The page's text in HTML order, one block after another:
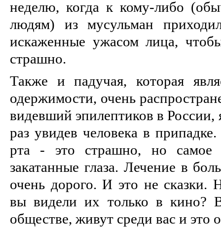
неделю, когда к кому-либо
людям) из мусульман
искаженные ужасом лица,
страшно.
Также и падучая, которая
одержимости, очень
видевший эпилептиков в
раз увидев человека в
рта - это страшно, но
закатанные глаза. Лечение в
очень дорого. И это не сказки.
вы видели их только в кино?
обществе, живут среди вас и это